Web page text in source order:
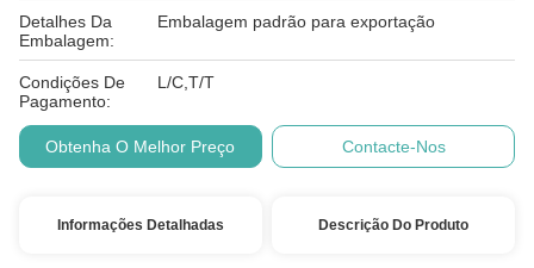
Detalhes Da
Embalagem:
Embalagem padrão para exportação
Condições De
Pagamento:
L/C,T/T
Obtenha O Melhor Preço Contacte-Nos
Informações Detalhadas Descrição Do Produto